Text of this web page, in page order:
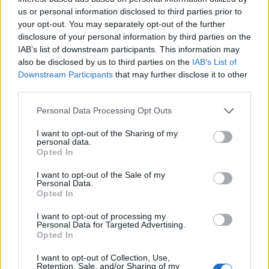
us or personal information disclosed to third parties prior to
your opt-out. You may separately opt-out of the further
disclosure of your personal information by third parties on the
IAB’s list of downstream participants. This information may
also be disclosed by us to third parties on the IAB’s List of
Downstream Participants that may further disclose it to other
Please note that this website/app uses one or more Google
not limited to your visit or usage behaviour. You may click to
grant or deny consent to Google and its third-party tags to
use your data for below specified purposes in below Google
consent section.
Personal Data Processing Opt Outs
I want to opt-out of the Sharing of my
personal data.
Opted In
I want to opt-out of the Sale of my
Personal Data.
Opted In
I want to opt-out of processing my
Personal Data for Targeted Advertising.
Opted In
I want to opt-out of Collection, Use,
Retention, Sale, and/or Sharing of my
Förutom andraplatsen till Ola Vigen Hattestad
bakom Emil Jönsson i söndagens sprint, var det
mörker för de norska åkarna i Estland. Inte ens
på favoritdistansen 15 kilometer klassisk hade
de någon som kämpade helt i toppen.
15 februari: 15 km fristil individuelt.
17 februari: Sprint klassisk, kval och finaler.
20 februari: Dubbeljakt 30 km (15 km klassisk
och 15 km fristil).
22 februari: Teamsprint fristil, kval och final.
24 februari: 4×10 km stafett mixed (2 klassisk, 2
fristil).
28 februari: 50 km klassisk masstart.
alla loppen på OS.